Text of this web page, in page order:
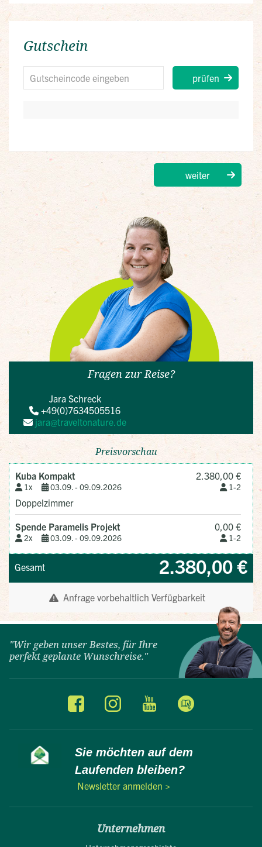
"Wir geben unser Bestes, für Ihre
perfekt geplante Wunschreise."
Sie möchten auf dem
Laufenden bleiben?
Newsletter anmelden >
Unternehmen